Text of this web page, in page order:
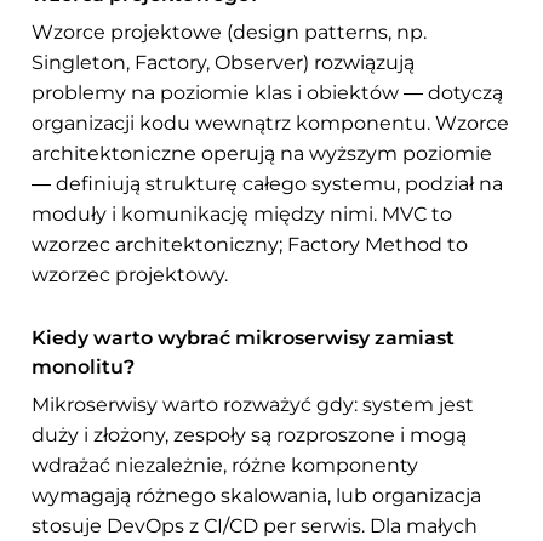
Wzorce projektowe (design patterns, np.
Singleton, Factory, Observer) rozwiązują
problemy na poziomie klas i obiektów — dotyczą
organizacji kodu wewnątrz komponentu. Wzorce
architektoniczne operują na wyższym poziomie
— definiują strukturę całego systemu, podział na
moduły i komunikację między nimi. MVC to
wzorzec architektoniczny; Factory Method to
wzorzec projektowy.
Kiedy warto wybrać mikroserwisy zamiast
monolitu?
Mikroserwisy warto rozważyć gdy: system jest
duży i złożony, zespoły są rozproszone i mogą
wdrażać niezależnie, różne komponenty
wymagają różnego skalowania, lub organizacja
stosuje DevOps z CI/CD per serwis. Dla małych